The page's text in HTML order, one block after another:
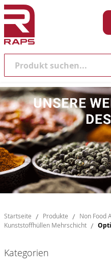
Startseite Produkte Non Food
Kunststoffhüllen Mehrschicht
Kategorien